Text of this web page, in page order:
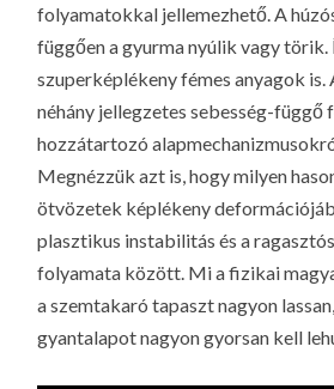
folyamatokkal jellemezhető. A
függően a gyurma nyúlik vagy törik.
szuperképlékeny fémes anyagok is.
néhány jellegzetes sebesség-függő
hozzátartozó
Megnézzük azt is, hogy milyen
ötvözetek képlékeny
plasztikus instabilitás és a
folyamata között. Mi a fizikai
a szemtakaró tapaszt nagyon
gyantalapot nagyon gyorsan kell